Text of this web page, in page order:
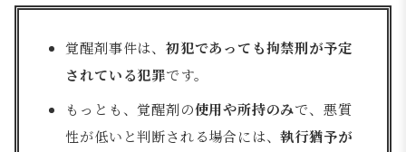
覚醒剤事件は、 初犯であっても拘禁刑が予定
されている犯罪です。
もっとも、覚醒剤の使用や所持のみで、悪質
性が低いと判断される場合には、執行猶予が